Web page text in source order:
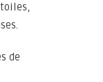
de